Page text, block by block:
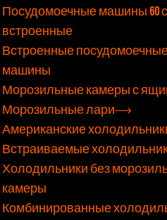
Посудомоечные машины 60
встроенные
Встроенные
машины
Морозильные камеры с
Морозильные лари
Американские
Встраиваемые
Холодильники без
камеры
Комбинированные